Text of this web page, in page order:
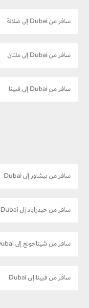
سافر من Dubai إلى صلالة
سافر من Dubai إلى ملتان
سافر من Dubai إلى فيينا
سافر من بيشاور إلى Dubai
سافر من حيدراباد إلى Dubai
سافر من شيتاجونج إلى Dubai
سافر من فيينا إلى Dubai